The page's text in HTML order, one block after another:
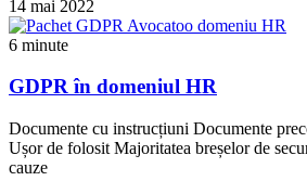
14 mai 2022
6 minute
GDPR în domeniul HR
Documente cu instrucțiuni Documente
Ușor de folosit Majoritatea breșelor de
cauze